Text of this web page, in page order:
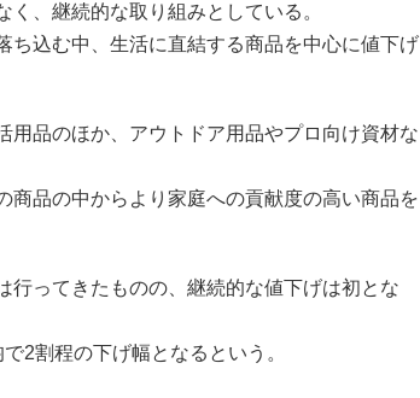
、継続的な取り組みとしている。
ち込む中、生活に直結する商品を中心に値下げ
品のほか、アウトドア用品やプロ向け資材な
品の中からより家庭への貢献度の高い商品を
行ってきたものの、継続的な値下げは初とな
2割程の下げ幅となるという。